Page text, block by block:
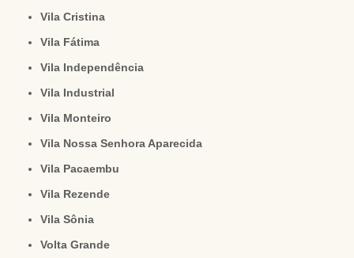
Vila Cristina
Vila Fátima
Vila Independência
Vila Industrial
Vila Monteiro
Vila Nossa Senhora Aparecida
Vila Pacaembu
Vila Rezende
Vila Sônia
Volta Grande